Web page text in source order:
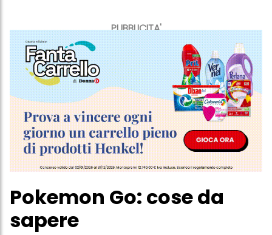
PUBBLICITA'
Pokemon Go: cose da
sapere